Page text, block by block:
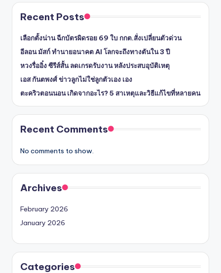
Recent Posts
เลือกตั้งน่าน ฉีกบัตรผิดรอย 69 ใบ กกต.สั่งเปลี่ยนตัวด่วน
อีลอน มัสก์ ทำนายอนาคต AI โลกจะถึงทางตันใน 3 ปี
หวงรื่ออิ๋ง ซีรีส์สั้น ลดเกรดรับงาน หลังประสบอุบัติเหตุ
เอส กันตพงศ์ ข่าวลูกไม่ใช่ลูกตัวเอง เอง
ตะคริวตอนนอน เกิดจากอะไร? 5 สาเหตุและวิธีแก้ไขที่หลายคน
Recent Comments
No comments to show.
Archives
February 2026
January 2026
Categories